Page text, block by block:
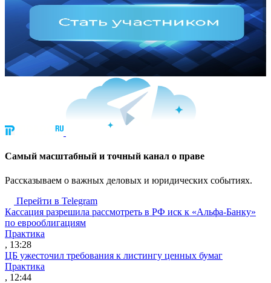
Cамый масштабный и точный канал о праве
Рассказываем о важных деловых и юридических событиях.
Перейти в Telegram
Кассация разрешила рассмотреть в РФ иск к «Альфа-Банку»
по еврооблигациям
Практика
, 13:28
ЦБ ужесточил требования к листингу ценных бумаг
Практика
, 12:44